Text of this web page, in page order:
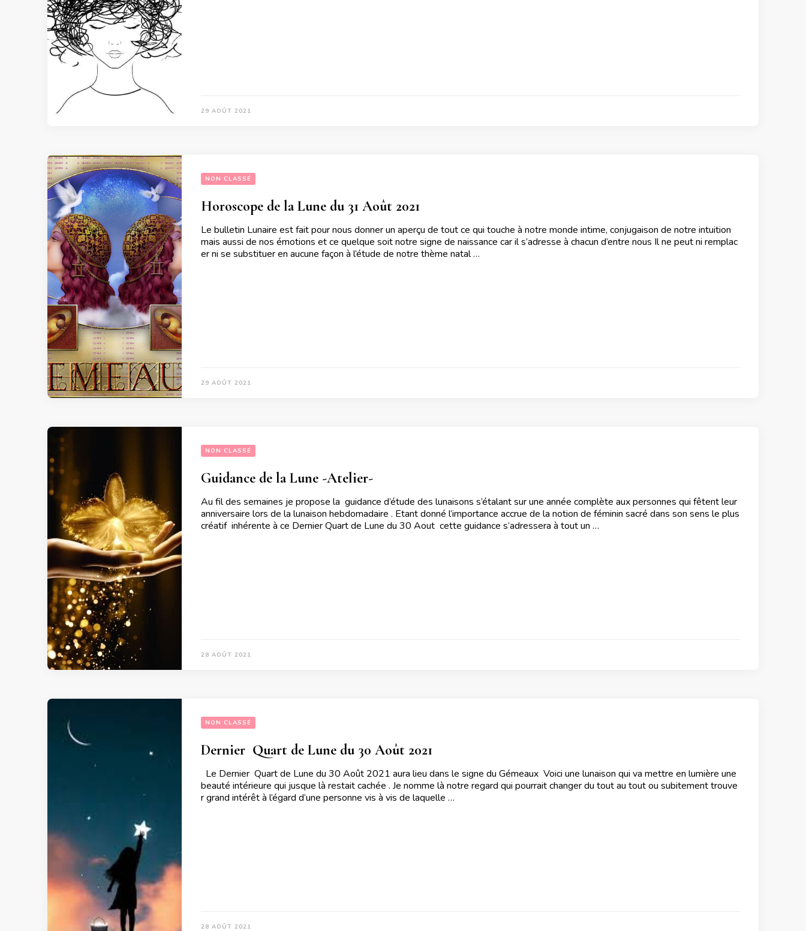
29 AOÛT 2021
NON CLASSÉ
Horoscope de la Lune du 31 Août 2021
Le bulletin Lunaire est fait pour nous donner un aperçu de tout ce qui touche à notre monde intime, conjugaison de notre intuition
mais aussi de nos émotions et ce quelque soit notre signe de naissance car il s’adresse à chacun d’entre nous Il ne peut ni remplac
er ni se substituer en aucune façon à l’étude de notre thème natal …
29 AOÛT 2021
NON CLASSÉ
Guidance de la Lune -Atelier-
Au fil des semaines je propose la guidance d’étude des lunaisons s’étalant sur une année complète aux personnes qui fêtent leur
anniversaire lors de la lunaison hebdomadaire . Etant donné l’importance accrue de la notion de féminin sacré dans son sens le plus
créatif inhérente à ce Dernier Quart de Lune du 30 Aout cette guidance s’adressera à tout un …
28 AOÛT 2021
NON CLASSÉ
Dernier  Quart de Lune du 30 Août 2021
Le Dernier Quart de Lune du 30 Août 2021 aura lieu dans le signe du Gémeaux Voici une lunaison qui va mettre en lumière une
beauté intérieure qui jusque là restait cachée . Je nomme là notre regard qui pourrait changer du tout au tout ou subitement trouve
r grand intérêt à l’égard d’une personne vis à vis de laquelle …
28 AOÛT 2021